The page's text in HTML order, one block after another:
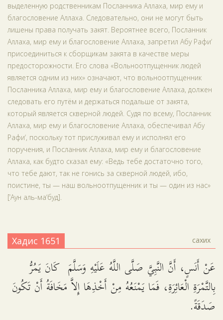
выделенную родственникам Посланника Аллаха, мир ему и
благословение Аллаха. Следовательно, они не могут быть
лишены права получать закят. Вероятнее всего, Посланник
Аллаха, мир ему и благословение Аллаха, запретил Абу Рафи‘
присоединиться к сборщикам закята в качестве меры
предосторожности. Его слова «Вольноотпущенник людей
является одним из них» означают, что вольноотпущенник
Посланника Аллаха, мир ему и благословение Аллаха, должен
следовать его путём и держаться подальше от закята,
который является скверной людей. Судя по всему, Посланник
Аллаха, мир ему и благословение Аллаха, обеспечивал Абу
Рафи‘, поскольку тот прислуживал ему и исполнял его
поручения, и Посланник Аллаха, мир ему и благословение
Аллаха, как будто сказал ему: «Ведь тебе достаточно того,
что тебе дают, так не гонись за скверной людей, ибо,
поистине, ты — наш вольноотпущенник и ты — один из нас»
[‘Аун аль-ма‘буд].
Хадис 1651 сахих
عَنْ أَنَسٍ، أَنَّ النَّبِيَّ صَلَّى اللَّهُ عَلَيْهِ وَسَلَّمَ كَانَ يَمُرُّ
بِالتَّمْرَةِ الْعَائِرَةِ، فَمَا يَمْنَعُهُ مِنْ أَخْذِهَا إِلاَّ مَخَافَةُ أَنْ تَكُونَ
صَدَقَةً.